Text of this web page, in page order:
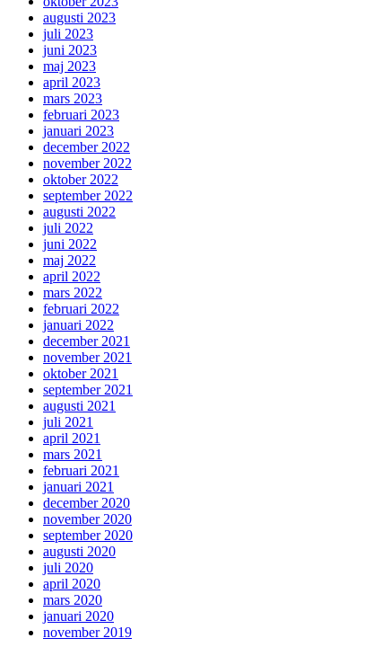
augusti 2023
juli 2023
juni 2023
maj 2023
april 2023
mars 2023
februari 2023
januari 2023
december 2022
november 2022
oktober 2022
september 2022
augusti 2022
juli 2022
juni 2022
maj 2022
april 2022
mars 2022
februari 2022
januari 2022
december 2021
november 2021
oktober 2021
september 2021
augusti 2021
juli 2021
april 2021
mars 2021
februari 2021
januari 2021
december 2020
november 2020
september 2020
augusti 2020
juli 2020
april 2020
mars 2020
januari 2020
november 2019